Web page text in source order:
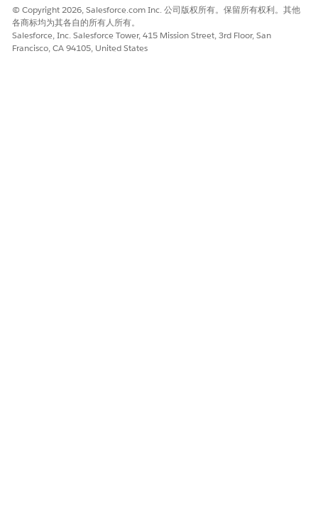
© Copyright 2026, Salesforce.com Inc. 公司版权所有。保留所有权利。其他
各商标均为其各自的所有人所有。
Salesforce, Inc. Salesforce Tower, 415 Mission Street, 3rd Floor, San
Francisco, CA 94105, United States